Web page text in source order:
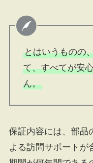
とはいうものの
て、すべてが安
ん。
保証内容には、部品
よる訪問サポートが